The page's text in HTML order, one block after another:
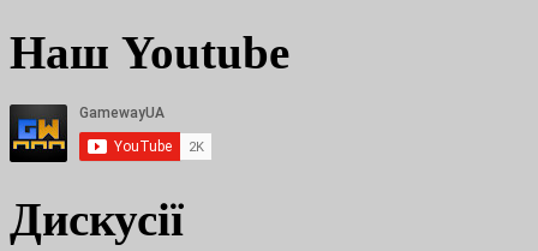
Наш Youtube
Дискусії